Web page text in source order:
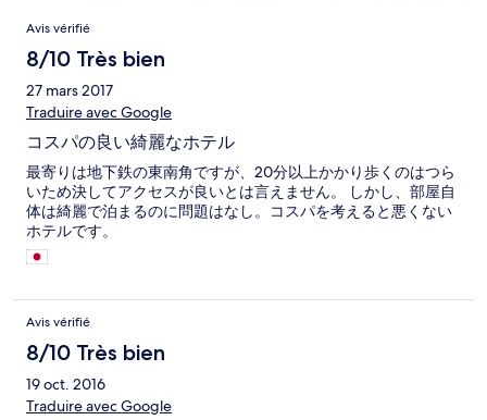
Avis
Avis vérifié
8/10 Très bien
27 mars 2017
Traduire avec Google
コスパの良い綺麗なホテル
最寄りは地下鉄の東南角ですが、20分以上かかり歩くのはつら
いため決してアクセスが良いとは言えません。 しかし、部屋自
体は綺麗で泊まるのに問題はなし。コスパを考えると悪くない
ホテルです。
Avis vérifié
8/10 Très bien
19 oct. 2016
Traduire avec Google